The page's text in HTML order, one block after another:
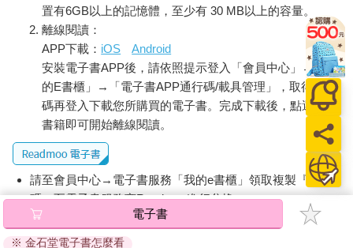
置有6GB以上的記憶體，至少有 30 MB以上的容量。
離線閱讀：
APP下載： iOS
Android
安裝電子書APP後，請依照提示登入「會員中心」→「我
的E書櫃」→「電子書APP通行碼/載具管理」，取得通行
碼再登入下載您所購買的電子書。完成下載後，點選任一
書籍即可開始離線閱讀。
請至會員中心→電子書服務「我的e書櫃」領取複製『兌換
碼』至電子書服務商Readmoo進行兌換。
退換貨須知：
因版權保護，您在金石堂所購買的電子書僅能以金石堂專屬
電子書
※ 金石堂電子書怎麼看